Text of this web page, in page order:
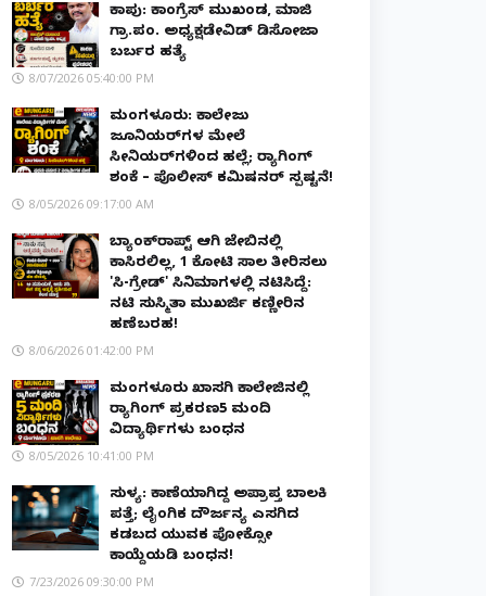
ಕಾಪು: ಕಾಂಗ್ರೆಸ್ ಮುಖಂಡ, ಮಾಜಿ
ಗ್ರಾ.ಪಂ. ಅಧ್ಯಕ್ಷಡೇವಿಡ್ ಡಿಸೋಜಾ
ಬರ್ಬರ ಹತ್ಯೆ
8/07/2026 05:40:00 PM
ಮಂಗಳೂರು: ಕಾಲೇಜು
ಜೂನಿಯರ್‌ಗಳ ಮೇಲೆ
ಸೀನಿಯರ್‌ಗಳಿಂದ ಹಲ್ಲೆ; ರ‌್ಯಾಗಿಂಗ್
ಶಂಕೆ – ಪೊಲೀಸ್ ಕಮಿಷನರ್ ಸ್ಪಷ್ಟನೆ!
8/05/2026 09:17:00 AM
ಬ್ಯಾಂಕ್‌ರಾಪ್ಟ್‌ ಆಗಿ ಜೇಬಿನಲ್ಲಿ
ಕಾಸಿರಲಿಲ್ಲ, ₹1 ಕೋಟಿ ಸಾಲ ತೀರಿಸಲು
'ಸಿ-ಗ್ರೇಡ್' ಸಿನಿಮಾಗಳಲ್ಲಿ ನಟಿಸಿದ್ದೆ:
ನಟಿ ಸುಸ್ಮಿತಾ ಮುಖರ್ಜಿ ಕಣ್ಣೀರಿನ
ಹಣೆಬರಹ!
8/06/2026 01:42:00 PM
ಮಂಗಳೂರು ಖಾಸಗಿ ಕಾಲೇಜಿನಲ್ಲಿ
ರ‌್ಯಾಗಿಂಗ್ ಪ್ರಕರಣ5 ಮಂದಿ
ವಿದ್ಯಾರ್ಥಿಗಳು ಬಂಧನ
8/05/2026 10:41:00 PM
ಸುಳ್ಯ: ಕಾಣೆಯಾಗಿದ್ದ ಅಪ್ರಾಪ್ತ ಬಾಲಕಿ
ಪತ್ತೆ; ಲೈಂಗಿಕ ದೌರ್ಜನ್ಯ ಎಸಗಿದ
ಕಡಬದ ಯುವಕ ಪೋಕ್ಸೋ
ಕಾಯ್ದೆಯಡಿ ಬಂಧನ!
7/23/2026 09:30:00 PM